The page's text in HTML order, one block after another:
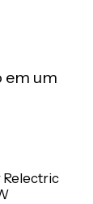
em um
Relectric